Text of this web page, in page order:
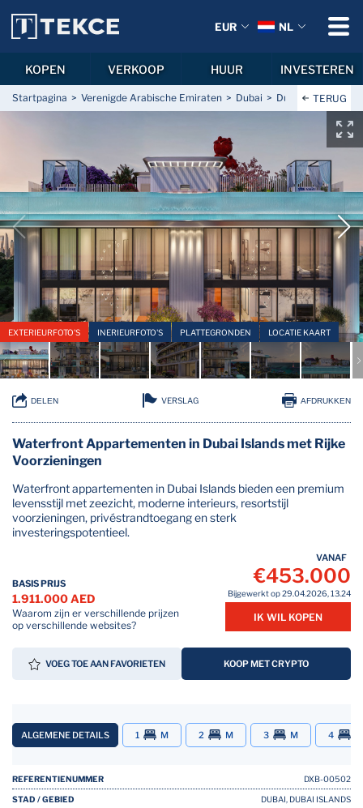
Startpagina Verenigde Arabische Emiraten Dubai Dubai Islands
TERUG
EXTERIEURFOTO'S INERIEURFOTO'S PLATTEGRONDEN LOCATIE KAART
DELEN VERSLAG AFDRUKKEN
Waterfront Appartementen in Dubai Islands met Rijke
Voorzieningen
Waterfront appartementen in Dubai Islands bieden een premium
levensstijl met zeezicht, moderne interieurs, resortstijl
voorzieningen, privéstrandtoegang en sterk
investeringspotentieel.
BASIS PRIJS
1.911.000 AED
Waarom zijn er verschillende prijzen
op verschillende websites?
VANAF
€453.000
Bijgewerkt op 29.04.2026, 13.24
IK WIL KOPEN
VOEG TOE AAN FAVORIETEN KOOP MET CRYPTO
ALGEMENE DETAILS 1 M 2 M 3 M 4
REFERENTIENUMMER DXB-00502
STAD / GEBIED DUBAI, DUBAI ISLANDS
EUR NL
KOPEN VERKOOP HUUR INVESTEREN